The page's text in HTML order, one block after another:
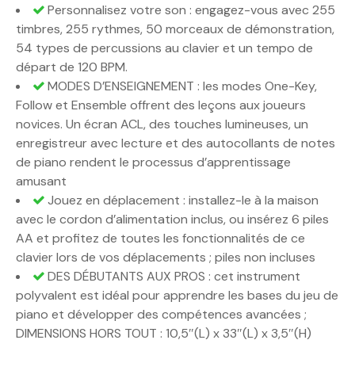
Personnalisez votre son : engagez-vous avec 255
timbres, 255 rythmes, 50 morceaux de démonstration,
54 types de percussions au clavier et un tempo de
départ de 120 BPM.
MODES D’ENSEIGNEMENT : les modes One-Key,
Follow et Ensemble offrent des leçons aux joueurs
novices. Un écran ACL, des touches lumineuses, un
enregistreur avec lecture et des autocollants de notes
de piano rendent le processus d’apprentissage
amusant
Jouez en déplacement : installez-le à la maison
avec le cordon d’alimentation inclus, ou insérez 6 piles
AA et profitez de toutes les fonctionnalités de ce
clavier lors de vos déplacements ; piles non incluses
DES DÉBUTANTS AUX PROS : cet instrument
polyvalent est idéal pour apprendre les bases du jeu de
piano et développer des compétences avancées ;
DIMENSIONS HORS TOUT : 10,5″(L) x 33″(L) x 3,5″(H)